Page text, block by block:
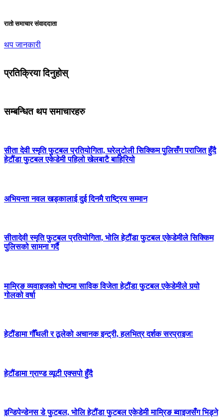
रातो समाचार संवाददाता
थप जानकारी
प्रतिक्रिया दिनुहोस्
सम्बन्धित थप समाचारहरु
सीता देवी स्मृति फुटबल प्रतियोगिता, घरेलुटोली सिक्किम पुलिसँग पराजित हुँदै
हेटौंडा फुटबल एकेडेमी पहिलो खेलबाटै बाहिरियो
अभियन्ता नवल खड्कालाई दुई दिनमै राष्ट्रिय सम्मान
सीतादेवी स्मृति फुटबल प्रतियोगिता, भोलि हेटौंडा फुटबल एकेडेमीले सिक्किम
पुलिसको सामना गर्दै
माम्रिङ व्यवाइजको पोष्टमा साविक विजेता हेटौंडा फुटबल एकेडेमीले गर्‍यो
गोलको वर्षा
हेटौंडामा गौँथली र ठूलेको अचानक इन्ट्री, हलभित्र दर्शक सरप्राइज!
हेटौंडामा ग्राण्ड व्यूटी एक्सपो हुँदै
इन्डिपेन्डेनस डे फुटबल, भोलि हेटौंडा फुटबल एकेडेमी माम्रिङ ब्वाइजसँग भिड्ने